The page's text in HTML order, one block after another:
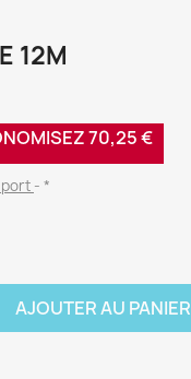
12M
70,25 €
port *
AJOUTER AU PANIER